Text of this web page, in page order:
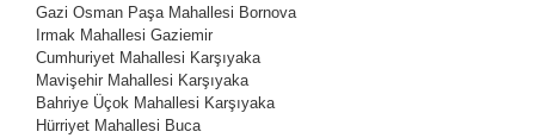
Gazi Osman Paşa Mahallesi Bornova
Irmak Mahallesi Gaziemir
Cumhuriyet Mahallesi Karşıyaka
Mavişehir Mahallesi Karşıyaka
Bahriye Üçok Mahallesi Karşıyaka
Hürriyet Mahallesi Buca